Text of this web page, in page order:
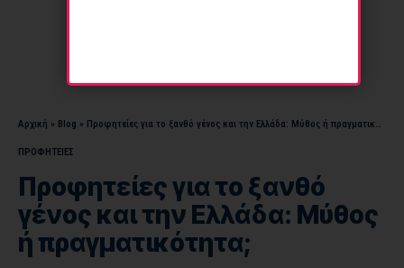
Αρχική » Blog » Προφητείες για το ξανθό γένος και την Ελλάδα: Μύθος ή πραγματικότητα;
ΠΡΟΦΗΤΕΙΕΣ
Προφητείες για το ξανθό
γένος και την Ελλάδα: Μύθος
ή πραγματικότητα;